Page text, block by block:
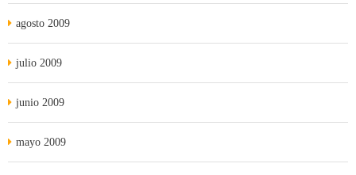
agosto 2009
julio 2009
junio 2009
mayo 2009